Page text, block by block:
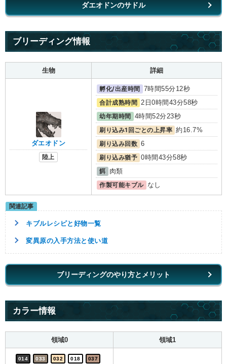
ダエオドンのサドル
ブリーディング情報
生物 詳細
ダエオドン
陸上
孵化/出産時間 7時間55分12秒
合計成熟時間 2日0時間43分58秒
幼年期時間 4時間52分23秒
刷り込み1回ごとの上昇率 約16.7%
刷り込み回数 6
刷り込み猶予 0時間43分58秒
餌 肉類
作製可能キブル なし
キブルレシピと好物一覧
変異原の入手方法と使い道
ブリーディングのやり方とメリット
カラー情報
領域0 領域1
014 033 032 018 037